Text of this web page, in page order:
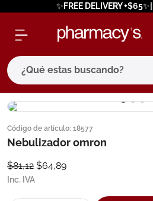
✨FREE DELIVERY
¿Qué estas buscando?
Código de artículo: 18577
Nebulizador omron
$81,12 $64,89
Inc. IVA
términos más buscados
1. eucerin
bioderma